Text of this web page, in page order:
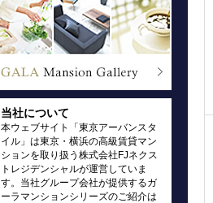
当社について
本ウェブサイト「東京アーバンスタ
イル」は東京・横浜の高級賃貸マン
ションを取り扱う株式会社FJネクス
トレジデンシャルが運営していま
す。当社グループ会社が提供するガ
ーラマンションシリーズのご紹介は